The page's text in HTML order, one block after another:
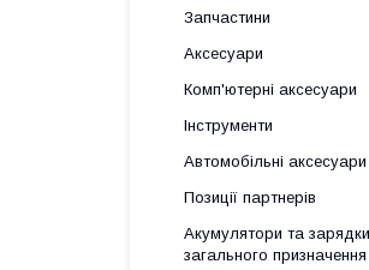
Запчастини
Аксесуари
Комп'ютерні аксесуари
Інструменти
Автомобільні аксесуари
Позиції партнерів
Акумулятори та зарядки
загального призначення